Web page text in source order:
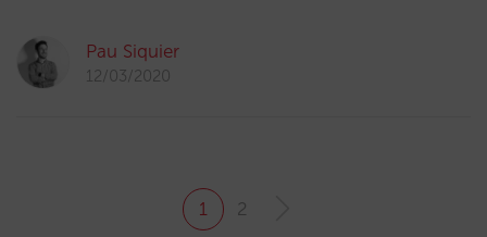
Pau Siquier
12/03/2020
1 2